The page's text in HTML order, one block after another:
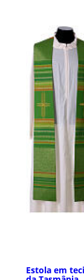
Estola em